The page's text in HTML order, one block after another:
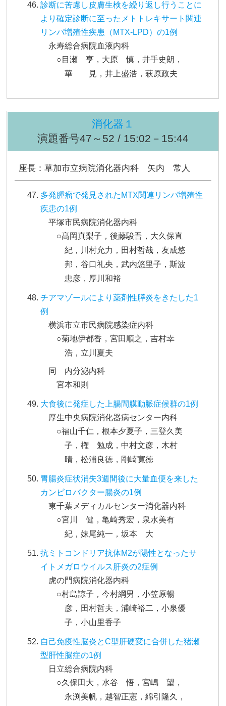
診断に苦慮し皮膚生検を繰り返し行うことに
より確定診断に至ったメトトレキサート関連
リンパ増殖性疾患（MTX-LPD）の1例
永寿総合病院血液内科
○目瀬 亨，大原 慎，井手史朗，
華 見，井上盛浩，萩原政夫
消化器１
演題番号47～52 / 15:02－15:44
座長：草加市立病院消化器内科 矢内 常人
多発腫瘤で発見されたMTX関連リンパ増殖性
疾患の1例
平塚市民病院消化器内科
○髙岡真梨子，後藤駿吾，大久保直
紀，川村允力，田村哲哉，友成悠
邦，谷口礼央，武内悠里子，斯波
忠彦，厚川和裕
チアマゾールにより薬剤性膵炎をきたした1
例
横浜市立市民病院感染症内科
○菊地伊都香，宮田順之，吉村幸
浩，立川夏夫
同 内分泌内科
宮本和則
大食後に発症した上腸間膜動脈症候群の1例
厚生中央病院消化器病センター内科
○福山千仁，根本夕夏子，三登久美
子，権 勉成，中村文彦，木村
晴，松浦良徳，剛崎寛徳
胃腸炎症状消失3週間後に大量血便を来した
カンピロバクター腸炎の1例
東千葉メディカルセンター消化器内科
○宮川 健，亀崎秀宏，泉水美有
紀，妹尾純一，坂本 大
抗ミトコンドリア抗体M2が陽性となったサ
イトメガロウイルス肝炎の2症例
虎の門病院消化器内科
○村島諒子，今村綱男，小笠原暢
彦，田村哲夫，浦崎裕二，小泉優
子，小山里香子
自己免疫性脳炎とC型肝硬変に合併した猪瀬
型肝性脳症の1例
日立総合病院内科
○久保田大，水谷 悟，宮嶋 望，
永渕美帆，越智正憲，綿引隆久，